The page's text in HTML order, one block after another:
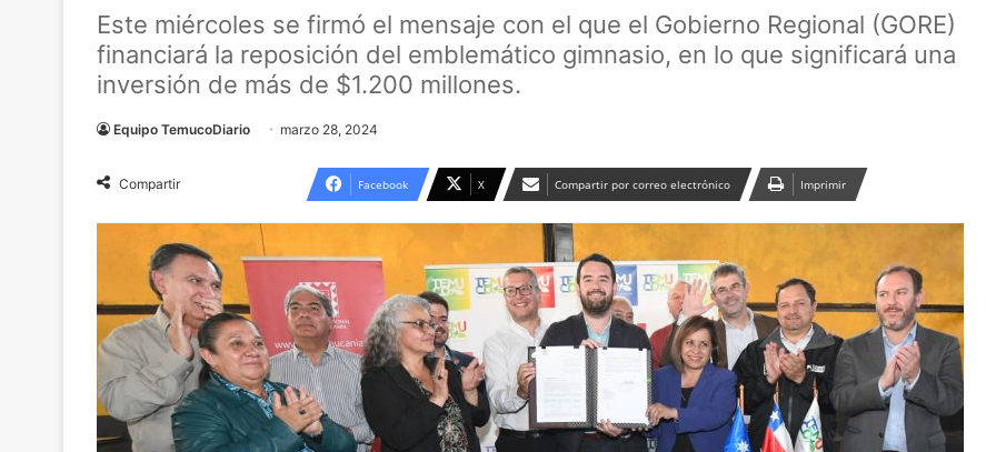
Este miércoles se firmó el mensaje con el que el Gobierno Regional (GORE)
financiará la reposición del emblemático gimnasio, en lo que significará una
inversión de más de $1.200 millones.
Equipo TemucoDiario marzo 28, 2024
Compartir Facebook X Compartir por correo electrónico Imprimir